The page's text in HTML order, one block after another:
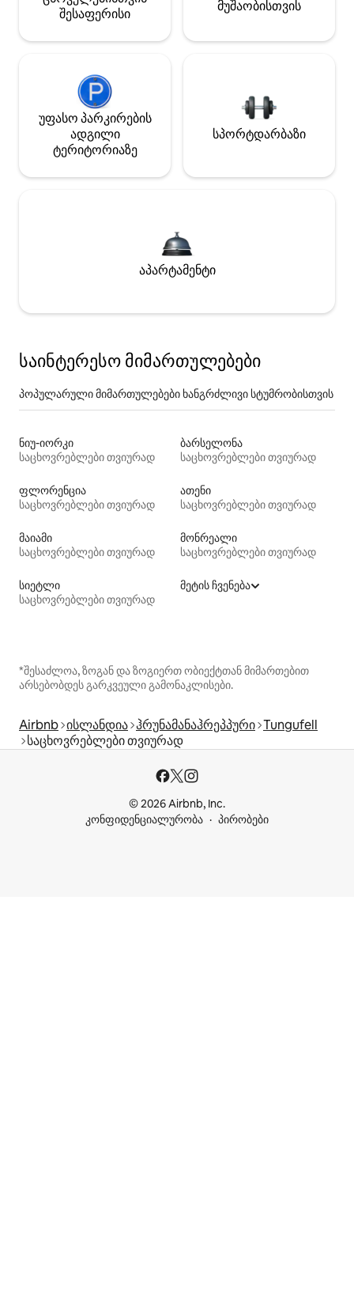
შესაფერისი
მუშაობისთვის
უფასო პარკირების
ადგილი
ტერიტორიაზე
სპორტდარბაზი
აპარტამენტი
საინტერესო მიმართულებები
პოპულარული მიმართულებები ხანგრძლივი სტუმრობისთვის
ნიუ-იორკი
საცხოვრებლები თვიურად
ბარსელონა
საცხოვრებლები თვიურად
ფლორენცია
საცხოვრებლები თვიურად
ათენი
საცხოვრებლები თვიურად
მაიამი
საცხოვრებლები თვიურად
მონრეალი
საცხოვრებლები თვიურად
სიეტლი
საცხოვრებლები თვიურად
მეტის ჩვენება
*შესაძლოა, ზოგან და ზოგიერთ ობიექტთან მიმართებით
არსებობდეს გარკვეული გამონაკლისები.
Airbnb ისლანდია ჰრუნამანაჰრეპპური Tungufell
საცხოვრებლები თვიურად
© 2026 Airbnb, Inc.
კონფიდენციალურობა
პირობები